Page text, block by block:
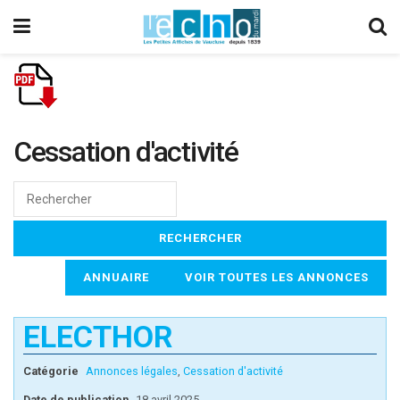
Cessation d'activité
ANNUAIRE VOIR TOUTES LES ANNONCES
ELECTHOR
Catégorie Annonces légales, Cessation d'activité